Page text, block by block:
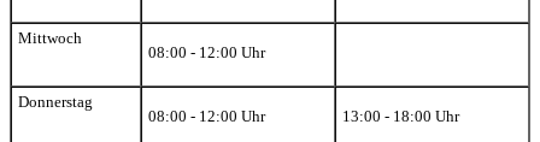
Mittwoch
08:00 - 12:00 Uhr
Donnerstag
08:00 - 12:00 Uhr
13:00 - 18:00 Uhr